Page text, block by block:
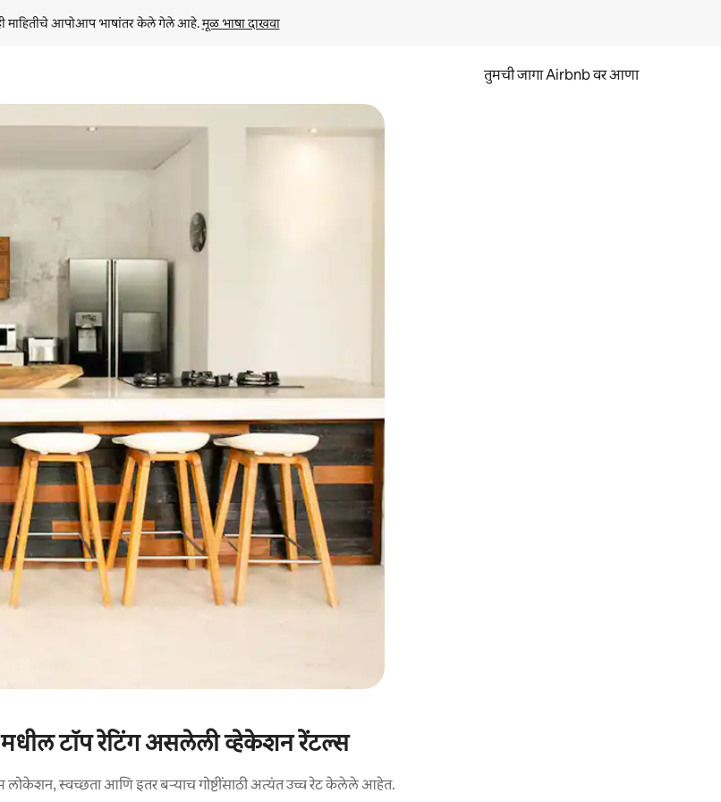
माहितीचे आपोआप भाषांतर केले गेले आहे. मूळ भाषा दाखवा
तुमची जागा Airbnb वर आणा
करा किंवा स्पर्शाने स्वाइप जेश्चर्स वापरून एक्सप्लोर करा.
टॉप रेटिंग असलेली व्हेकेशन रेंटल्स
स्वच्छता आणि इतर बऱ्याच गोष्टींसाठी अत्यंत उच्च रेट केलेले आहेत.